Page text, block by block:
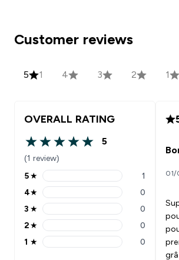
Customer reviews
5 1 4 3 2 1
OVERALL RATING
5 out of 5 stars
5
(1 review)
5 stars rating 1 reviews
5★ 1
4 stars rating 0 reviews
4★ 0
3 stars rating 0 reviews
3 ★ 0
2 stars rating 0 reviews
2★ 0
1 stars rating 0 reviews
1 ★ 0
01/